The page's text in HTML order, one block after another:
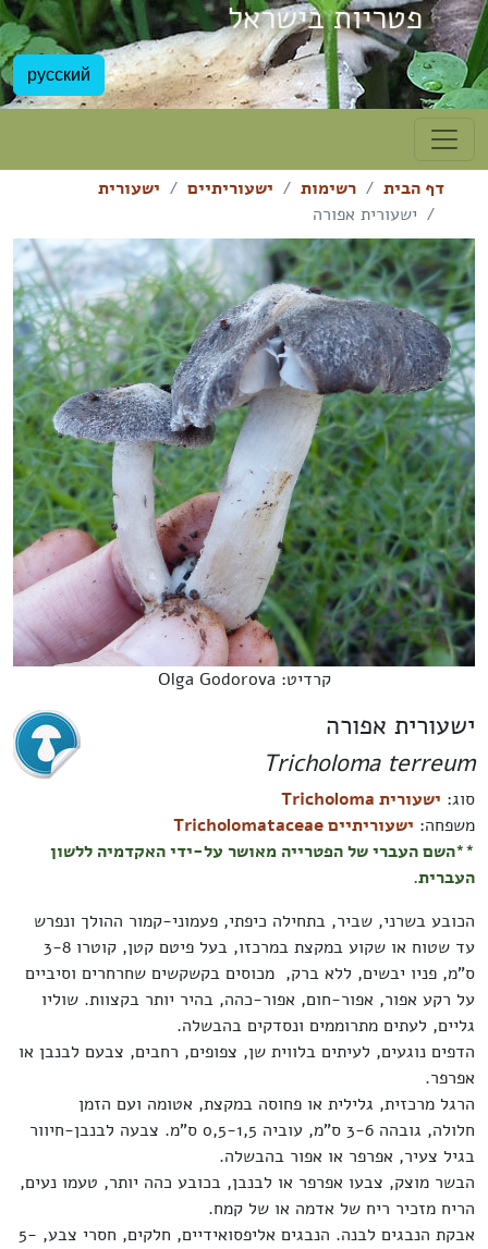
פטריות בישראל
русский
דף הבית רשימות ישעוריתיים
ישעורית
ישעורית אפורה
קרדיט: Olga Godorova
ישעורית אפורה
Tricholoma terreum
סוג:ישעורית Tricholoma
משפחה:ישעוריתיים Tricholomataceae
**השם העברי של הפטרייה מאושר על-ידי האקדמיה ללשון
העברית.
הכובע בשרני, שביר, בתחילה כיפתי, פעמוני-קמור ההולך ונפרש
עד שטוח או שקוע במקצת במרכזו, בעל פיטם קטן, קוטרו 3-8
ס"מ, פניו יבשים, ללא ברק, מכוסים בקשקשים שחרחרים וסיביים
על רקע אפור, אפור-חום, אפור-כהה, בהיר יותר בקצוות. שוליו
גליים, לעתים מתרוממים ונסדקים בהבשלה.
הדפים נוגעים, לעיתים בלווית שן, צפופים, רחבים, צבעם לבנבן או
אפרפר.
הרגל מרכזית, גלילית או פחוסה במקצת, אטומה ועם הזמן
חלולה, גובהה 3-6 ס"מ, עוביה 0,5-1,5 ס"מ. צבעה לבנבן-חיוור
בגיל צעיר, אפרפר או אפור בהבשלה.
הבשר מוצק, צבעו אפרפר או לבנבן, בכובע כהה יותר, טעמו נעים,
הריח מזכיר ריח של אדמה או של קמח.
אבקת הנבגים לבנה. הנבגים אליפסואידיים, חלקים, חסרי צבע, 5-